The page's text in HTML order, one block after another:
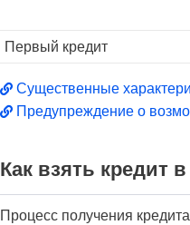
Первый кредит
Существенные
Предупреждение о
Как взять кредит
Процесс получения